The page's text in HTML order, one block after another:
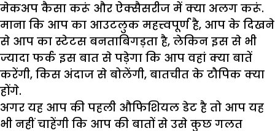
मेकअप कैसा करूं और ऐक्सैसरीज में क्या अलग करूं.
माना कि आप का आउटलुक महत्त्वपूर्ण है, आप के दिखने
से आप का स्टेटस बनताबिगड़ता है, लेकिन इस से भी
ज्यादा फर्क इस बात से पड़ेगा कि आप वहां क्या बातें
करेंगी, किस अंदाज से बोलेंगी, बातचीत के टौपिक क्या
होंगे.
अगर यह आप की पहली औफिशियल डेट है तो आप यह
भी नहीं चाहेंगी कि आप की बातों से उसे कुछ गलत